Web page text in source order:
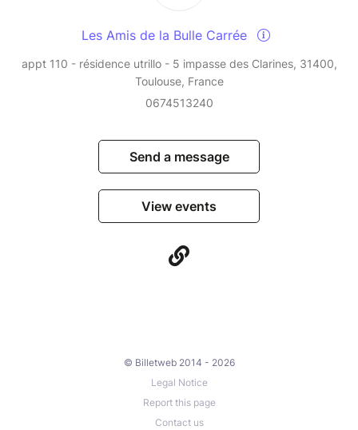
Les Amis de la Bulle Carrée
appt 110 - résidence utrillo - 5 impasse des Clarines, 31400,
Toulouse, France
0674513240
Send a message
View events
© Billetweb 2014 - 2026
Legal Notice
Report this page
Contact us